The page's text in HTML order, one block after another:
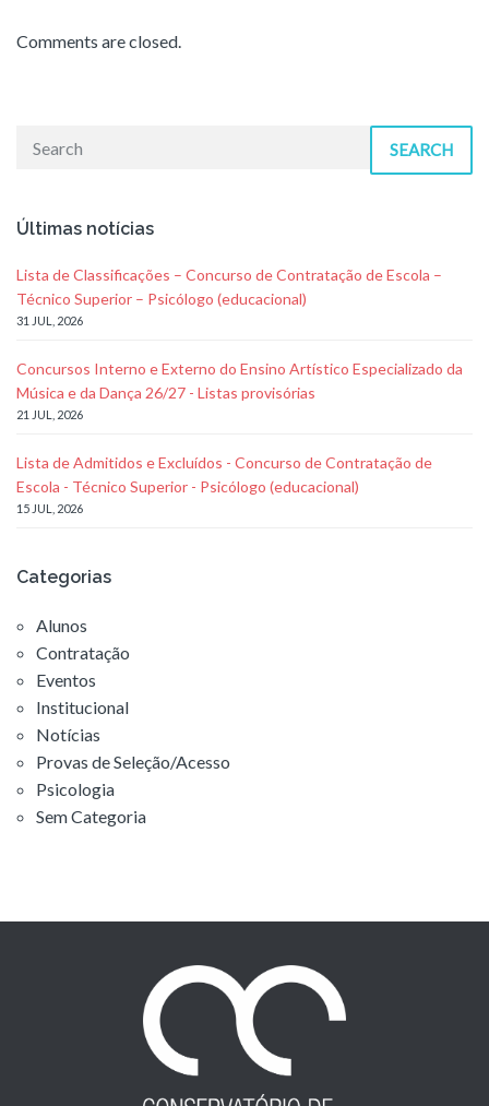
Comments are closed.
SEARCH
Últimas notícias
Lista de Classificações – Concurso de Contratação de Escola –
Técnico Superior – Psicólogo (educacional)
31 JUL, 2026
Concursos Interno e Externo do Ensino Artístico Especializado da
Música e da Dança 26/27 - Listas provisórias
21 JUL, 2026
Lista de Admitidos e Excluídos - Concurso de Contratação de
Escola - Técnico Superior - Psicólogo (educacional)
15 JUL, 2026
Categorias
Alunos
Contratação
Eventos
Institucional
Notícias
Provas de Seleção/Acesso
Psicologia
Sem Categoria